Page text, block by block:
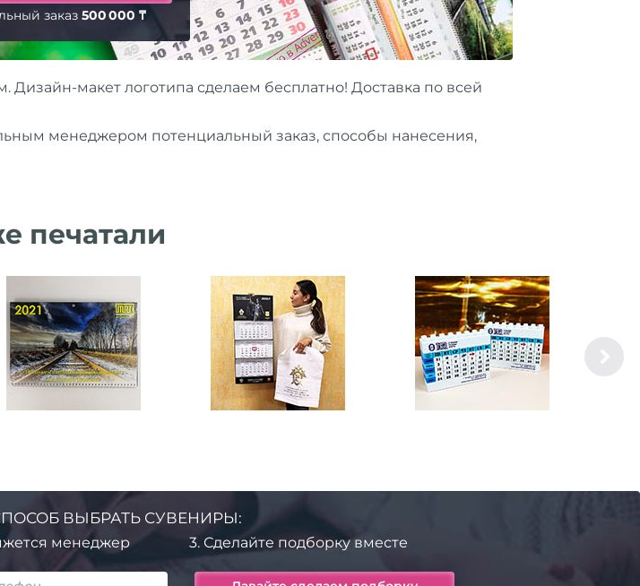
заказ 500 000 ₸
макет логотипа сделаем бесплатно! Доставка по всей
менеджером потенциальный заказ, способы нанесения,
печатали
ВЫБРАТЬ СУВЕНИРЫ:
менеджер 3.Сделайте подборку вместе